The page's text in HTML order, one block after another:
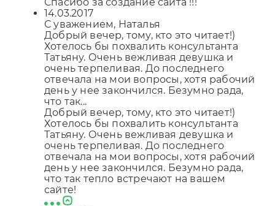
14.03.2017
С уважением, Наталья
Добрый вечер, тому, кто это читает!)
Хотелось бы похвалить консультанта
Татьяну. Очень вежливая девушка и
очень терпеливая. До последнего
отвечала на мои вопросы, хотя рабочий
день у нее закончился. Безумно рада,
что так...
Добрый вечер, тому, кто это читает!)
Хотелось бы похвалить консультанта
Татьяну. Очень вежливая девушка и
очень терпеливая. До последнего
отвечала на мои вопросы, хотя рабочий
день у нее закончился. Безумно рада,
что так тепло встречают на вашем
сайте!